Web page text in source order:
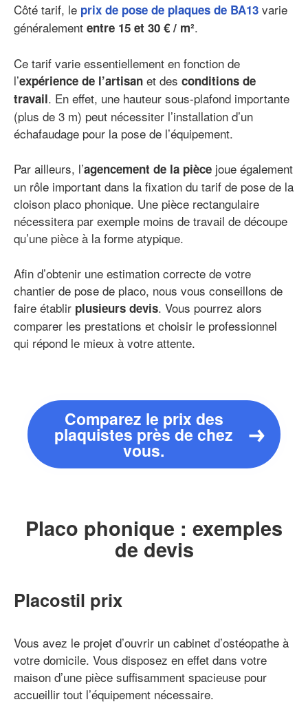
Côté tarif, le prix de pose de plaques de BA13 varie
généralement entre 15 et 30 € / m².
Ce tarif varie essentiellement en fonction de
l’expérience de l’artisan et des conditions de
travail. En effet, une hauteur sous-plafond importante
(plus de 3 m) peut nécessiter l’installation d’un
échafaudage pour la pose de l’équipement.
Par ailleurs, l’agencement de la pièce joue également
un rôle important dans la fixation du tarif de pose de la
cloison placo phonique. Une pièce rectangulaire
nécessitera par exemple moins de travail de découpe
qu’une pièce à la forme atypique.
Afin d’obtenir une estimation correcte de votre
chantier de pose de placo, nous vous conseillons de
faire établir plusieurs devis. Vous pourrez alors
comparer les prestations et choisir le professionnel
qui répond le mieux à votre attente.
Comparez le prix des
plaquistes près de chez
vous.
Placo phonique : exemples
de devis
Placostil prix
Vous avez le projet d’ouvrir un cabinet d’ostéopathe à
votre domicile. Vous disposez en effet dans votre
maison d’une pièce suffisamment spacieuse pour
accueillir tout l’équipement nécessaire.